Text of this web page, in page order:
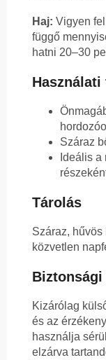
Haj: Vigyen
függő
hatni 20–30
Használati
Száraz
Ideális
Tárolás
Száraz, hűvös
közvetlen
Kizárólag
és az
használja
elzárva